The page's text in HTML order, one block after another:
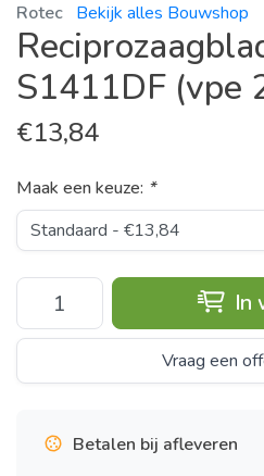
Rotec Bekijk alles Bouwshop
S1411DF (vpe
€13,84
Maak een keuze: *
In
Vraag een
Betalen bij afleveren